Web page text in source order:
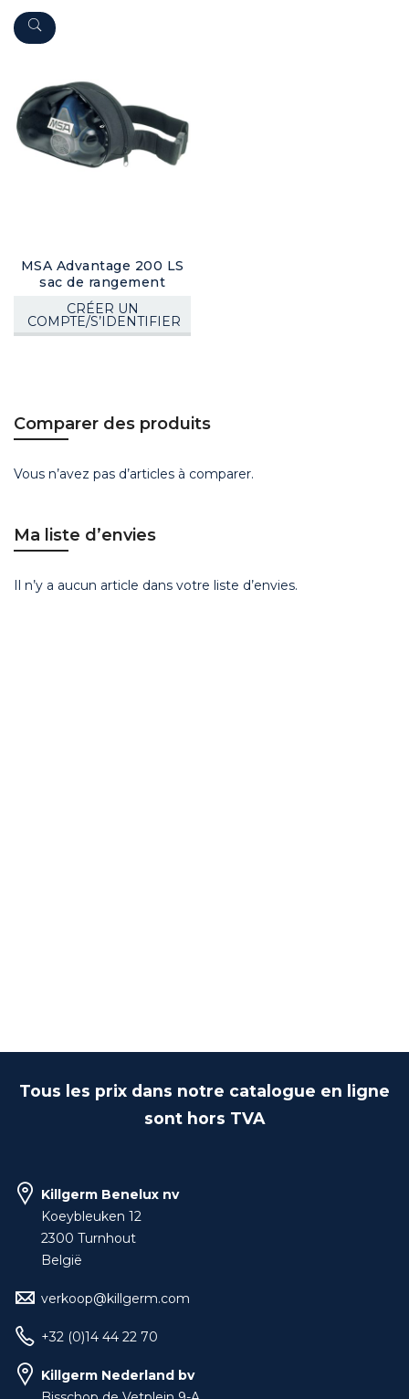
MSA Advantage 200 LS
sac de rangement
CRÉER UN
COMPTE/S’IDENTIFIER
Comparer des produits
Vous n’avez pas d’articles à comparer.
Ma liste d’envies
Il n’y a aucun article dans votre liste d’envies.
Tous les prix dans notre catalogue en ligne
sont hors TVA
Killgerm Benelux nv
Koeybleuken 12
2300 Turnhout
België
verkoop@killgerm.com
+32 (0)14 44 22 70
Killgerm Nederland bv